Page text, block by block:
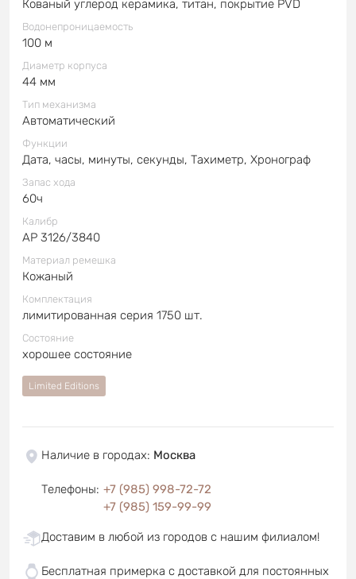
Кованый углерод керамика, титан, покрытие PVD
Водонепроницаемость
100 м
Диаметр корпуса
44 мм
Тип механизма
Автоматический
Функции
Дата, часы, минуты, секунды, Тахиметр, Хронограф
Запас хода
60ч
Калибр
AP 3126/3840
Материал ремешка
Кожаный
Комплектация
лимитированная серия 1750 шт.
Состояние
хорошее состояние
Limited Editions
Наличие в городах: Москва
Телефоны: +7 (985) 998-72-72
+7 (985) 159-99-99
Доставим в любой из городов с нашим филиалом!
Бесплатная примерка с доставкой для постоянных